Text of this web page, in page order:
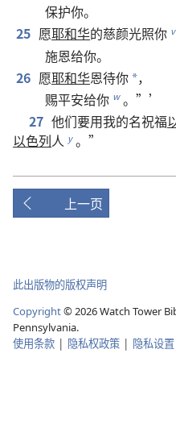
保护你。
25 愿耶和华的慈颜光照你 v
施恩给你。
26 愿耶和华恩待你 *，
赐平安给你 w 。”’
27 他们要用我的名祝福
以色列人 y 。”
上一页
此出版物的版权声明
Copyright©2026Watch Tower
Pennsylvania.
使用条款 | 隐私权政策 | 隐私设置